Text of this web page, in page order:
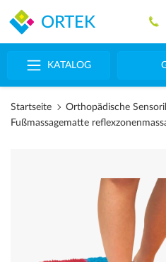
ORTEK
KATALOG
Startseite
Orthopädische
Fußmassagematte